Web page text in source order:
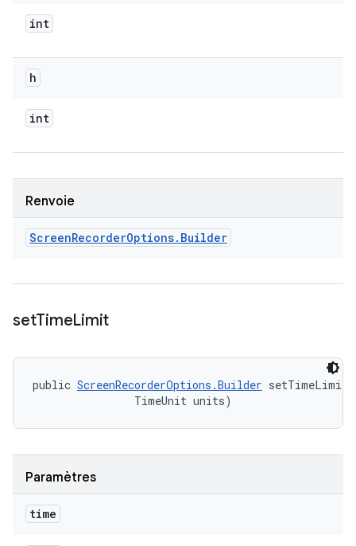
int
h
int
Renvoie
ScreenRecorderOptions. Builder
setTimeLimit
public ScreenRecorderOptions.Builder
                TimeUnit units)
Paramètres
time